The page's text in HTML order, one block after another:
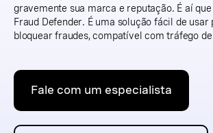
gravemente sua marca e reputação. É aí
Fraud Defender. É uma solução fácil de
bloquear fraudes, compatível com tráfego de
Fale com um especialista